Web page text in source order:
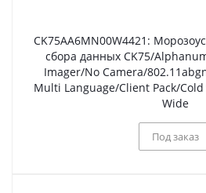
CK75AA6MN00W4421: Морозоустойчивый терминал
сбора данных CK75/
Imager/No Camera/
Multi Language/Client Pack/
Wide
Под заказ